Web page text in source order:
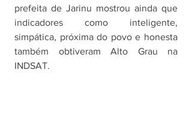
prefeita de Jarinu mostrou ainda que
indicadores como inteligente,
simpática, próxima do povo e honesta
também obtiveram Alto Grau na
INDSAT.